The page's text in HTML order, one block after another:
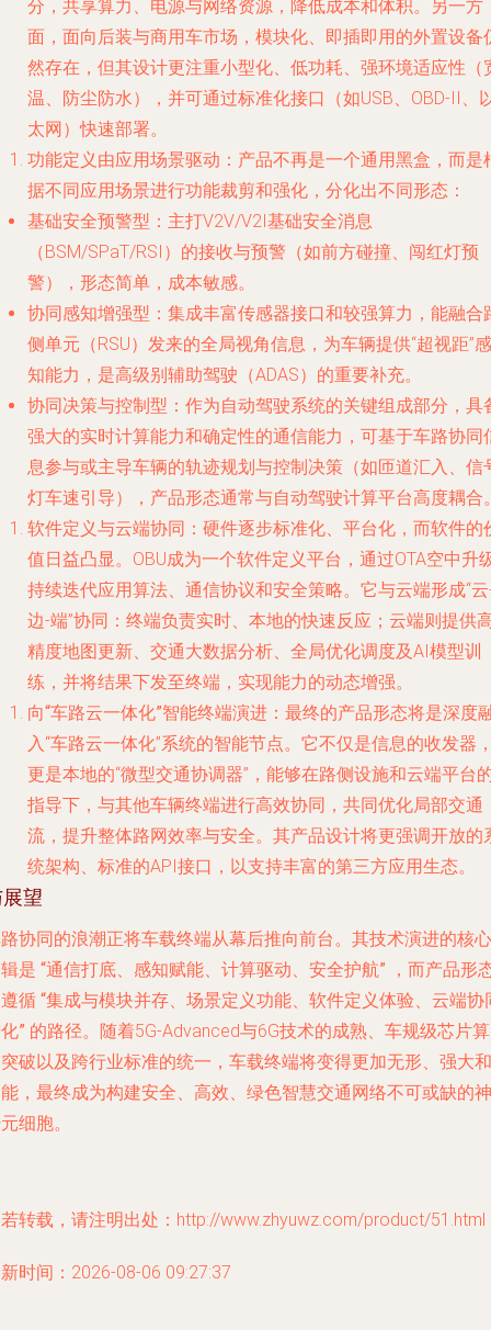
分，共享算力、电源与网络资源，降低成本和体积。另一方
面，面向后装与商用车市场， 模块化、即插即用的外置设备
然存在，但其设计更注重小型化、低功耗、强环境适应性（
温、防尘防水），并可通过标准化接口（如USB、OBD-II、
太网）快速部署。
功能定义由应用场景驱动 ：产品不再是一个通用黑盒，而是
据不同应用场景进行功能裁剪和强化，分化出不同形态：
基础安全预警型 ：主打V2V/V2I基础安全消息
（BSM/SPaT/RSI）的接收与预警（如前方碰撞、闯红灯预
警），形态简单，成本敏感。
协同感知增强型 ：集成丰富传感器接口和较强算力，能融合
侧单元（RSU）发来的全局视角信息，为车辆提供“超视距”感
知能力，是高级别辅助驾驶（ADAS）的重要补充。
协同决策与控制型 ：作为自动驾驶系统的关键组成部分，具
强大的实时计算能力和确定性的通信能力，可基于车路协同
息参与或主导车辆的轨迹规划与控制决策（如匝道汇入、信
灯车速引导），产品形态通常与自动驾驶计算平台高度耦合
软件定义与云端协同 ：硬件逐步标准化、平台化，而软件的
值日益凸显。OBU成为一个软件定义平台，通过OTA空中升
持续迭代应用算法、通信协议和安全策略。它与云端形成“
边-端”协同：终端负责实时、本地的快速反应；云端则提供
精度地图更新、交通大数据分析、全局优化调度及AI模型训
练，并将结果下发至终端，实现能力的动态增强。
向“车路云一体化”智能终端演进 ：最终的产品形态将是深度
入“车路云一体化”系统的智能节点。它不仅是信息的收发器
更是本地的“微型交通协调器”，能够在路侧设施和云端平台
指导下，与其他车辆终端进行高效协同，共同优化局部交通
流，提升整体路网效率与安全。其产品设计将更强调开放的
统架构、标准的API接口，以支持丰富的第三方应用生态。
望
协同的浪潮正将车载终端从幕后推向前台。其技术演进的核心
是 “通信打底、感知赋能、计算驱动、安全护航” ，而产品形
循 “集成与模块并存、场景定义功能、软件定义体验、云端协
” 的路径。随着5G-Advanced与6G技术的成熟、车规级芯片
破以及跨行业标准的统一，车载终端将变得更加无形、强大和
，最终成为构建安全、高效、绿色智慧交通网络不可或缺的神
细胞。
转载，请注明出处：http://www.zhyuwz.com/product/51.html
时间：2026-08-06 09:27:37